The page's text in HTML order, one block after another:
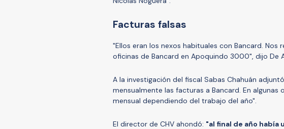
Facturas falsas
"Ellos eran los nexos habituales con Bancard.
oficinas de Bancard en Apoquindo 3000", dijo De
A la investigación del fiscal Sabas Chahuán
mensualmente las facturas a Bancard. En
mensual dependiendo del trabajo del año".
El director de CHV ahondó: "al final de año había